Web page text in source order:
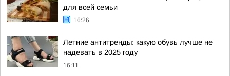
для всей семьи
16:26
Летние антитренды: какую обувь лучше не
надевать в 2025 году
16:11